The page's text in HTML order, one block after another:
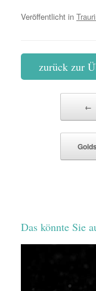
Veröffentlicht in
zurück zur
←
Das könnte Sie